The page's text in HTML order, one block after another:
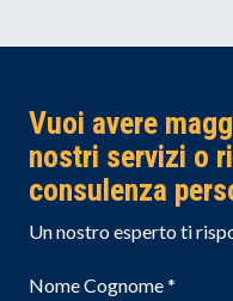
Vuoi avere
nostri servizi o
consulenza
Un nostro esperto ti
Nome Cognome*